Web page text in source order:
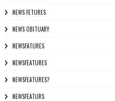
NEWS FETURES
NEWS OBITUARY
NEWSFATURES
NEWSFEATURES
NEWSFEATURES?
NEWSFEATURS